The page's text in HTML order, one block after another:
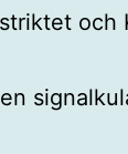
och